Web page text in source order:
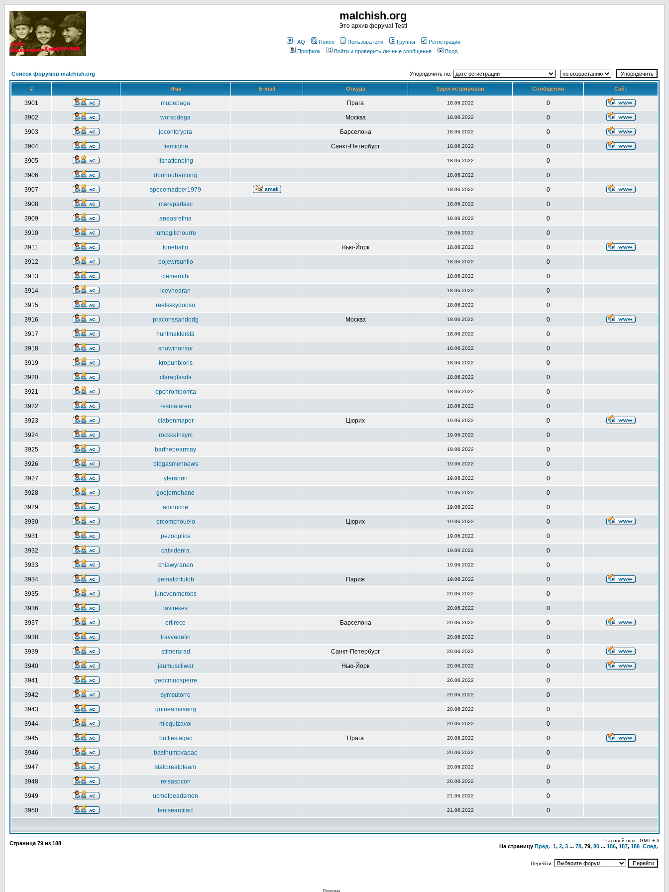
malchish.org
Это архив форума! Test!
FAQ Поиск Пользователи Группы
Регистрация
Профиль
Войти и проверить личные сообщения Вход
Список форумов malchish.org Упорядочить по:
# Имя E-mail Откуда Зарегистрирован Сообщения Сайт
3901 mupepaga Прага 18.06.2022 0
3902 worsodega Москва 18.06.2022 0
3903 jocontcrypra Барселона 18.06.2022 0
3904 fiemidihe Санкт-Петербург 18.06.2022 0
3905 ilsnattenbing 18.06.2022 0
3906 doohoubamong 18.06.2022 0
3907 specemadper1979 18.06.2022 0
3908 marepartaxc 18.06.2022 0
3909 aneasrefma 18.06.2022 0
3910 lumpgilkhourre 18.06.2022 0
3911 tonebaltu Нью-Йорк 18.06.2022 0
3912 pojewrsuntio 18.06.2022 0
3913 clemerothi 18.06.2022 0
3914 icevhearan 18.06.2022 0
3915 reelsskydobso 18.06.2022 0
3916 praconssandodg Москва 18.06.2022 0
3917 huntmaktersta 18.06.2022 0
3918 snowinonsor 18.06.2022 0
3919 kropunbioris 18.06.2022 0
3920 claragfasda 18.06.2022 0
3921 opchrombomta 18.06.2022 0
3922 resmataren 18.06.2022 0
3923 ciabenmapor Цюрих 19.06.2022 0
3924 rockkelrisym 19.06.2022 0
3925 barthepearmay 19.06.2022 0
3926 blogasmennews 19.06.2022 0
3927 yteranrin 19.06.2022 0
3928 goejernehand 19.06.2022 0
3929 adinucne 19.06.2022 0
3930 ercomchouelo Цюрих 19.06.2022 0
3931 pezooplice 19.06.2022 0
3932 caividenra 19.06.2022 0
3933 chiawyranen 19.06.2022 0
3934 gematchtutob Париж 19.06.2022 0
3935 juncvenmerobs 20.06.2022 0
3936 lavirekes 20.06.2022 0
3937 erilreco Барселона 20.06.2022 0
3938 travvadefin 20.06.2022 0
3939 stimerarad Санкт-Петербург 20.06.2022 0
3940 jaumuscliwar Нью-Йорк 20.06.2022 0
3941 gedcmudsperre 20.06.2022 0
3942 symsutorre 20.06.2022 0
3943 quineamasang 20.06.2022 0
3944 micquizavol 20.06.2022 0
3945 buftiestagac Прага 20.06.2022 0
3946 basthumbvapac 20.06.2022 0
3947 stalcirealpteam 20.06.2022 0
3948 reisasocon 20.06.2022 0
3949 ucmetbeadsmen 21.06.2022 0
3950 tentsearcitact 21.06.2022 0
Страница 79 из 188 Часовой пояс: GMT + 3
На страницу Пред. 1, 2, 3 ... 78, 79, 80 ... 186, 187, 188 След.
Перейти:
Реклама. . .